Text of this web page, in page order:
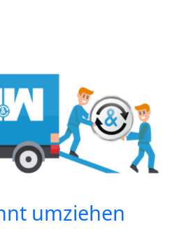
umziehen